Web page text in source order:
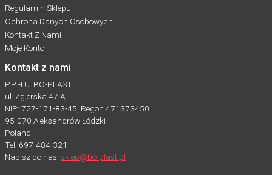
Regulamin Sklepu
Ochrona Danych Osobowych
Kontakt Z Nami
Moje Konto
Kontakt z nami
P.P.H.U. BO-PLAST
ul. Zgierska 47 A,
NIP: 727-171-83-45, Regon 471373450
95-070 Aleksandrów Łódzki
Poland
Tel: 697-484-321
Napisz do nas: sklep@bo-plast.pl